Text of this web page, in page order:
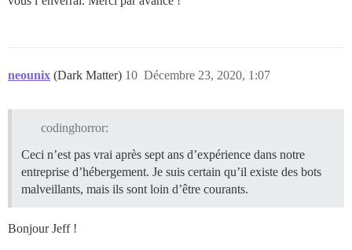
neounix (Dark Matter) Décembre 23, 2020, 1:07
10
codinghorror:
Ceci n’est pas vrai après sept ans d’expérience dans notre
entreprise d’hébergement. Je suis certain qu’il existe des bots
malveillants, mais ils sont loin d’être courants.
Bonjour Jeff !